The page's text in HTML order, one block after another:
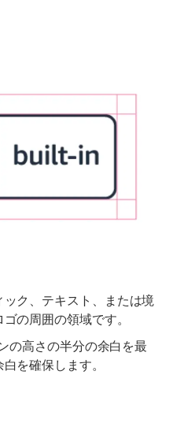
ク、テキスト、または境
の周囲の領域です。
の高さの半分の余白を最
を確保します。